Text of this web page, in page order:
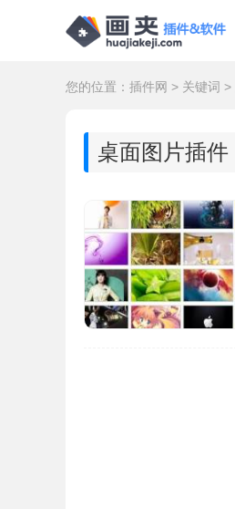
您的位置： 插件网 > 关键词 >
桌面图片插件